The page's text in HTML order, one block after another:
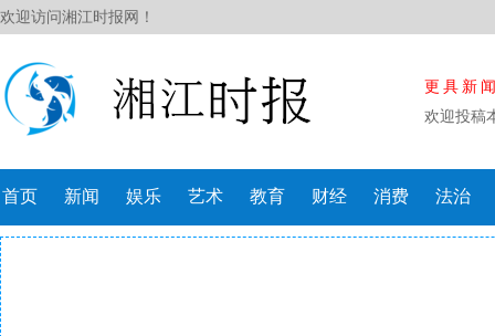
欢迎访问湘江时报网！
更具新
欢迎投稿
首页 新闻 娱乐 艺术 教育 财经 消费 法治